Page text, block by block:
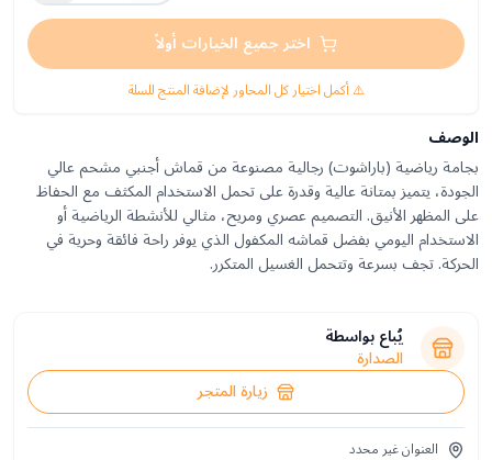
اختر جميع الخيارات أولاً
⚠️ أكمل اختيار كل المحاور لإضافة المنتج للسلة
الوصف
بجامة رياضية (باراشوت) رجالية مصنوعة من قماش أجنبي مشحم عالي
الجودة، يتميز بمتانة عالية وقدرة على تحمل الاستخدام المكثف مع الحفاظ
على المظهر الأنيق. التصميم عصري ومريح، مثالي للأنشطة الرياضية أو
الاستخدام اليومي بفضل قماشه المكفول الذي يوفر راحة فائقة وحرية في
الحركة. تجف بسرعة وتتحمل الغسيل المتكرر.
يُباع بواسطة
الصدارة
زيارة المتجر
العنوان غير محدد